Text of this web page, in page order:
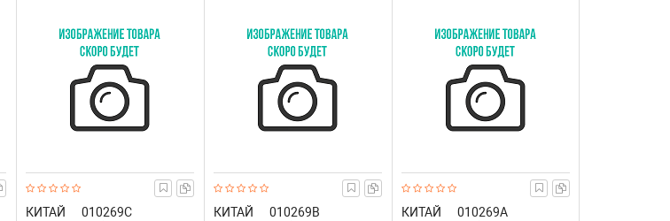
КИТАЙ 010269C КИТАЙ 010269B КИТАЙ 010269A